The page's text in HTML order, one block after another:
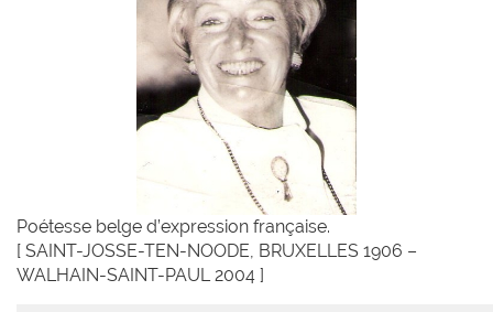
Poétesse belge d’expression française.
[ SAINT-JOSSE-TEN-NOODE, BRUXELLES 1906 –
WALHAIN-SAINT-PAUL 2004 ]